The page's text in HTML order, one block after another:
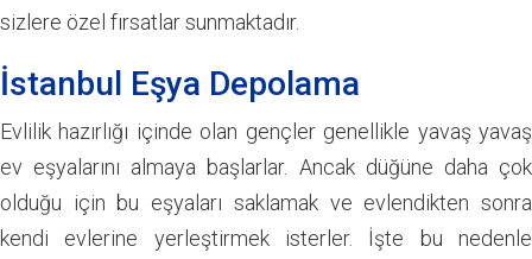
sizlere özel fırsatlar sunmaktadır.
İstanbul Eşya Depolama
Evlilik hazırlığı içinde olan gençler genellikle yavaş yavaş
ev eşyalarını almaya başlarlar. Ancak düğüne daha çok
olduğu için bu eşyaları saklamak ve evlendikten sonra
kendi evlerine yerleştirmek isterler. İşte bu nedenle